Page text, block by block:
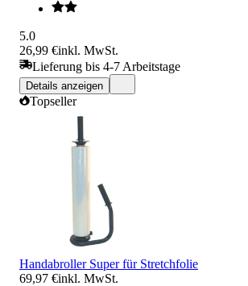
5.0
26,99 €inkl. MwSt.
Lieferung bis 4-7 Arbeitstage
Details anzeigen
Topseller
Handabroller Super für Stretchfolie
69,97 €inkl. MwSt.